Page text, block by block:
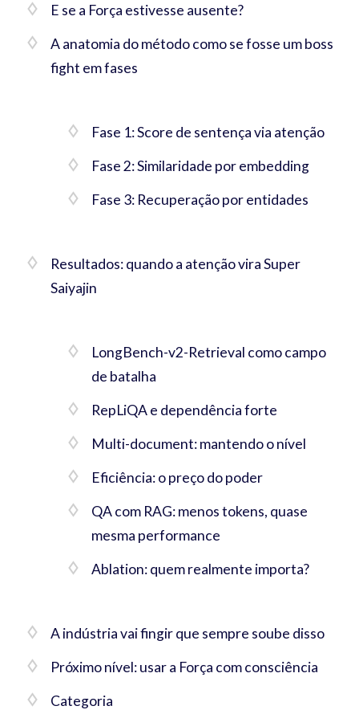
E se a Força estivesse ausente?
A anatomia do método como se fosse um boss
fight em fases
Fase 1: Score de sentença via atenção
Fase 2: Similaridade por embedding
Fase 3: Recuperação por entidades
Resultados: quando a atenção vira Super
Saiyajin
LongBench-v2-Retrieval como campo
de batalha
RepLiQA e dependência forte
Multi-document: mantendo o nível
Eficiência: o preço do poder
QA com RAG: menos tokens, quase
mesma performance
Ablation: quem realmente importa?
A indústria vai fingir que sempre soube disso
Próximo nível: usar a Força com consciência
Categoria